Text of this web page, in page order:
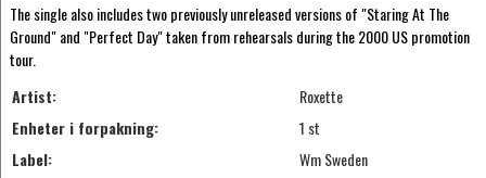
The single also includes two previously unreleased versions of "Staring At The
Ground" and "Perfect Day" taken from rehearsals during the 2000 US promotion
tour.
Artist:
Roxette
Enheter i forpakning:
1 st
Label:
Wm Sweden